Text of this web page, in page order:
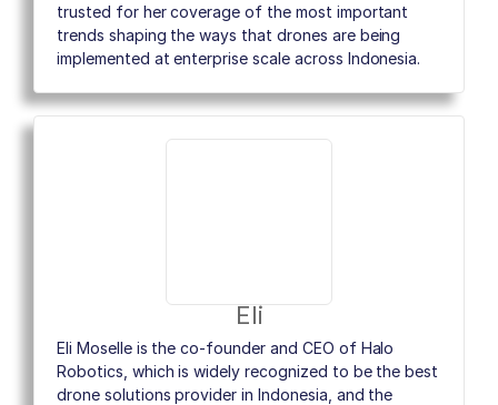
trusted for her coverage of the most important
trends shaping the ways that drones are being
implemented at enterprise scale across Indonesia.
Eli
Eli Moselle is the co-founder and CEO of Halo
Robotics, which is widely recognized to be the best
drone solutions provider in Indonesia, and the